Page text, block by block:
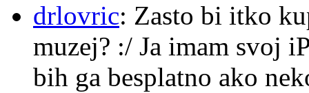
drlovric: Zasto bi itko
muzej? :/ Ja imam svoj
bih ga besplatno ako